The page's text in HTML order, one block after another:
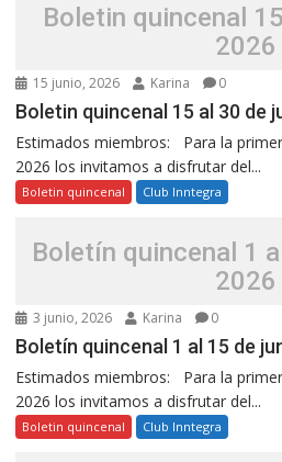
Boletin quincenal
2026
15 junio, 2026 Karina 0
Boletin quincenal 15 al 30 de
Estimados miembros: Para la
2026 los invitamos a disfrutar del...
Boletin quincenal Club Inntegra
Boletín quincenal 1
2026
3 junio, 2026 Karina 0
Boletín quincenal 1 al 15 de
Estimados miembros: Para la
2026 los invitamos a disfrutar del...
Boletin quincenal Club Inntegra